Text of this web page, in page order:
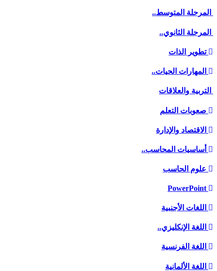
المرحلة المتوسط..
المرحلة الثانوي..
تطوير الذات
المهارات الحيات..
التربية والعلاقات
صعوبات التعلم
الاقتصاد والإدارة
أساسيات المحاسب..
علوم الحاسب
PowerPoint
اللغات الأجنبية
اللغة الإنكليزي..
اللغة الفرنسية
اللغة الألمانية